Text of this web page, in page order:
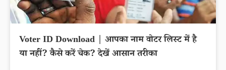
Voter ID Download | आपका नाम वोटर लिस्ट में है
या नहीं? कैसे करें चेक? देखें आसान तरीका